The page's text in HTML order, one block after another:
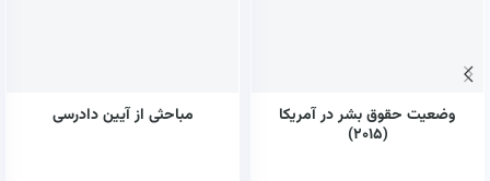
وضعیت حقوق بشر در آمریکا
(۲۰۱۵)
مباحثی از آیین دادرسی